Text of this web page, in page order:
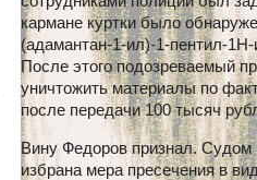
кармане куртки было
(адамантан-1-ил)-1-пентил-
После этого подозреваемый
уничтожить материалы по
после передачи 100 тысяч
Вину Федоров признал. Судом
избрана мера пресечения в